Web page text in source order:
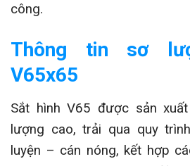
công.
Thông tin sơ
V65x65
Sắt hình V65 được sản
lượng cao, trải qua quy
luyện – cán nóng, kết hợp